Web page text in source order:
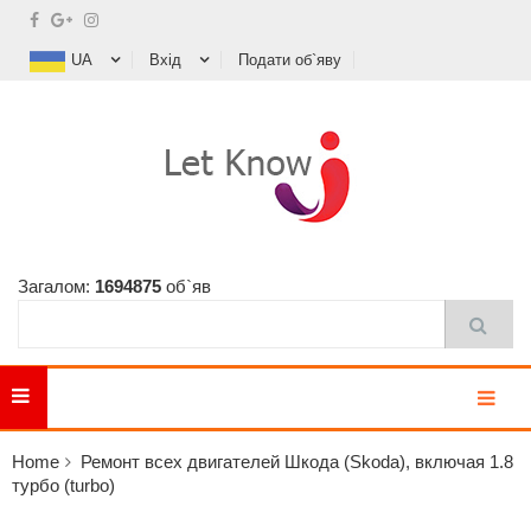
UA Вхід Подати об`яву
Загалом: 1694875 об`яв
Home
Ремонт всех двигателей Шкода (Skoda), включая 1.8
турбо (turbo)